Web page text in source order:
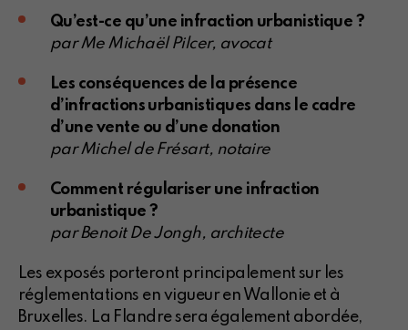
Qu’est-ce qu’une infraction urbanistique ?
par Me Michaël Pilcer, avocat
Les conséquences de la présence
d’infractions urbanistiques dans le cadre
d’une vente ou d’une donation
par Michel de Frésart, notaire
Comment régulariser une infraction
urbanistique ?
par Benoit De Jongh, architecte
Les exposés porteront principalement sur les
réglementations en vigueur en Wallonie et à
Bruxelles. La Flandre sera également abordée,